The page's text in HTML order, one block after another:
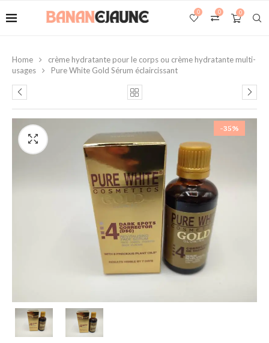
0
0
0
Home
crème hydratante pour le corps ou crème hydratante multi-
usages
Pure White Gold Sérum éclaircissant
-35%